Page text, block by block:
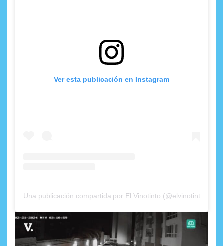
Ver esta publicación en Instagram
Una publicación compartida por El Vinotinto (@elvinotintocl)